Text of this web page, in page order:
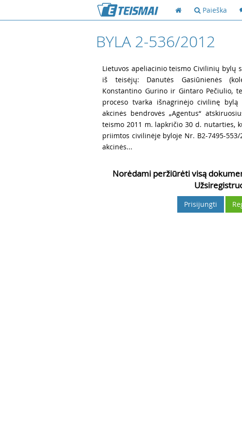
Paieška
BYLA 2-536/2012
Lietuvos apeliacinio teismo Civilinių bylų
iš teisėjų: Danutės Gasiūnienės
Konstantino Gurino ir Gintaro Pečiulio,
proceso tvarka išnagrinėjo civilinę
akcinės bendrovės „Agentus“
teismo 2011 m. lapkričio 30 d. nutarties,
priimtos civilinėje byloje Nr. B2-7495-
akcinės...
Norėdami peržiūrėti visą
Prisijungti